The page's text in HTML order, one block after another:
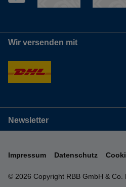
Wir versenden mit
Newsletter
© 2026 Copyright RBB GmbH & Co.
Impressum Datenschutz